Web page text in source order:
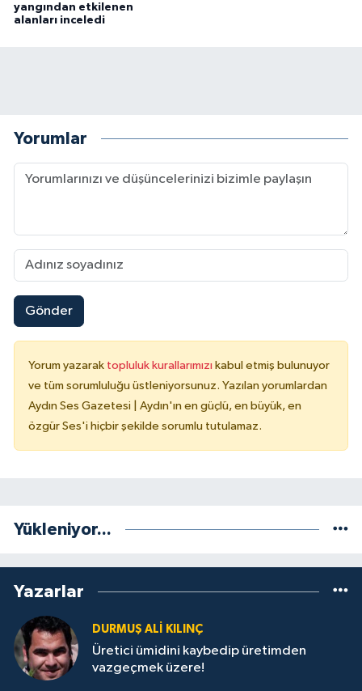
yangından etkilenen
alanları inceledi
Yorumlar
Gönder
Yorum yazarak topluluk kurallarımızı kabul etmiş bulunuyor
ve tüm sorumluluğu üstleniyorsunuz. Yazılan yorumlardan
Aydın Ses Gazetesi | Aydın'ın en güçlü, en büyük, en
özgür Ses'i hiçbir şekilde sorumlu tutulamaz.
Yükleniyor...
Yazarlar
DURMUŞ ALI KILINÇ
Üretici ümidini kaybedip üretimden
vazgeçmek üzere!